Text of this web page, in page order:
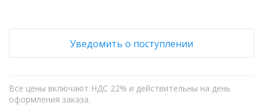
Уведомить о поступлении
Все цены включают НДС 22% и действительны на день
оформления заказа.